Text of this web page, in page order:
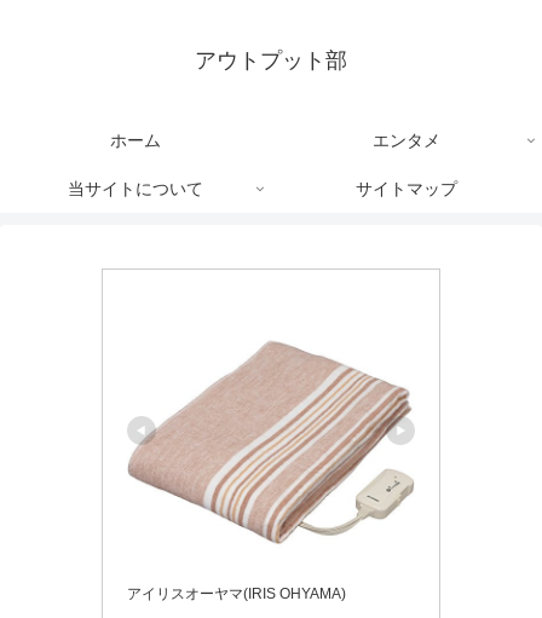
アウトプット部
ホーム エンタメ
当サイトについて サイトマップ
アイリスオーヤマ(IRIS OHYAMA)